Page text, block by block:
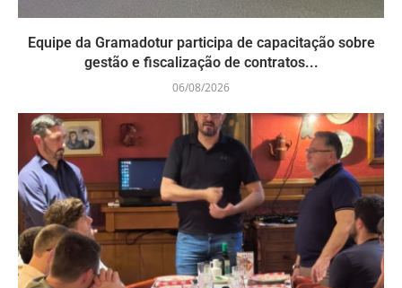
Equipe da Gramadotur participa de capacitação sobre
gestão e fiscalização de contratos...
06/08/2026